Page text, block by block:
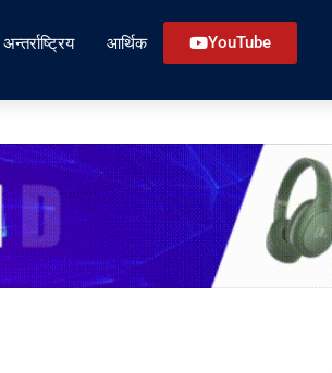
अन्तर्राष्ट्रिय आर्थिक YouTube